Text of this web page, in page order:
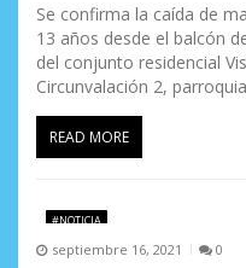
Se confirma la caída de
13 años desde el balcón
del conjunto residencial
Circunvalación 2, parroquia
READ MORE
#NOTICIA
septiembre 16, 2021 0